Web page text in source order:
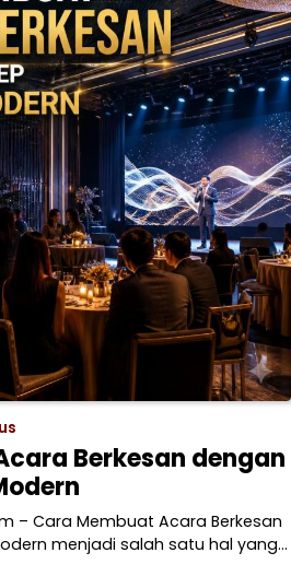
Berkesan dengan
– Cara Membuat Acara Berkesan
menjadi salah satu hal yang…